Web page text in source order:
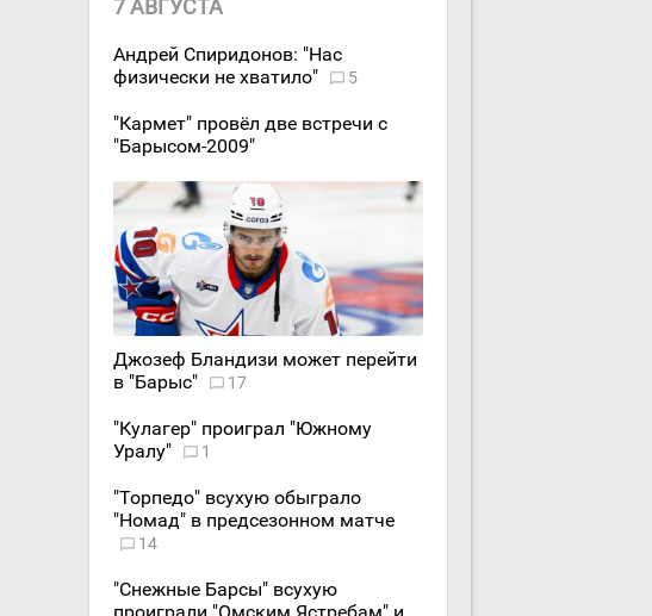
7 АВГУСТА
Андрей Спиридонов: "Нас
физически не хватило"
5
"Кармет" провёл две встречи с
"Барысом-2009"
Джозеф Бландизи может перейти
в "Барыс"
17
"Кулагер" проиграл "Южному
Уралу"
1
"Торпедо" всухую обыграло
"Номад" в предсезонном матче
14
"Снежные Барсы" всухую